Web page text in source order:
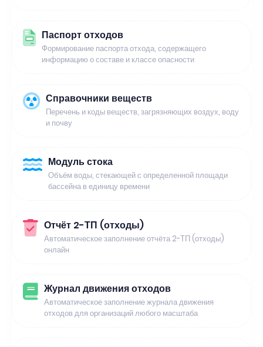
Паспорт отходов
Формирование паспорта отхода, содержащего
информацию о составе и классе опасности
Справочники веществ
Перечень и коды веществ, загрязняющих воздух, воду
и почву
Модуль стока
Объём воды, стекающей с определенной площади
бассейна в единицу времени
Отчёт 2-ТП (отходы)
Автоматическое заполнение отчёта 2-ТП (отходы)
онлайн
Журнал движения отходов
Автоматическое заполнение журнала движения
отходов для организаций любого масштаба